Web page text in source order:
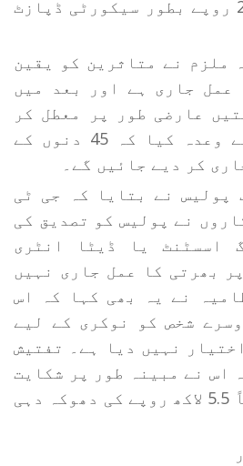
سے 20,000 سے 25,000 روپے بطور سیکورٹی ڈپازٹ
ملزم نے متاثرین کو یقین
عمل جاری ہے اور بعد میں
عارضی طور پر معطل کر
دی گئی ہیں۔ اس نے وعدہ کیا کہ 45 دنوں کے
کر دیے جائیں گے۔
پولیس نے بتایا کہ جی ٹی
نے پولیس کو تصدیق کی
اسسٹنٹ یا ڈیٹا انٹری
بھرتی کا عمل جاری نہیں
نے یہ بھی کہا کہ اس
شخص کو نوکری کے لیے
نہیں دیا ہے۔ تفتیش
اس نے مبینہ طور پر شکایت
کنندگان کو تقریباً 5.5 لاکھ روپے کی دھوکہ دہی